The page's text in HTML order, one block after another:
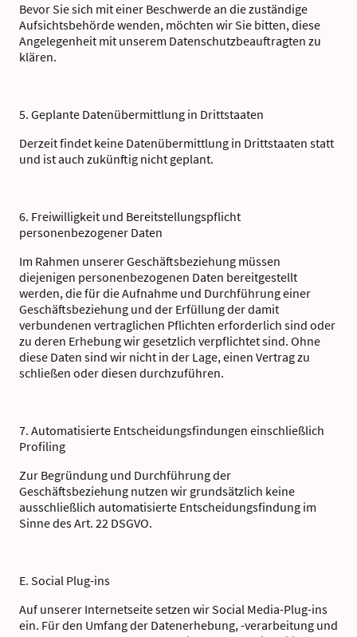
Bevor Sie sich mit einer Beschwerde an die zuständige
Aufsichtsbehörde wenden, möchten wir Sie bitten, diese
Angelegenheit mit unserem Datenschutzbeauftragten zu
klären.
5. Geplante Datenübermittlung in Drittstaaten
Derzeit findet keine Datenübermittlung in Drittstaaten statt
und ist auch zukünftig nicht geplant.
6. Freiwilligkeit und Bereitstellungspflicht
personenbezogener Daten
Im Rahmen unserer Geschäftsbeziehung müssen
diejenigen personenbezogenen Daten bereitgestellt
werden, die für die Aufnahme und Durchführung einer
Geschäftsbeziehung und der Erfüllung der damit
verbundenen vertraglichen Pflichten erforderlich sind oder
zu deren Erhebung wir gesetzlich verpflichtet sind. Ohne
diese Daten sind wir nicht in der Lage, einen Vertrag zu
schließen oder diesen durchzuführen.
7. Automatisierte Entscheidungsfindungen einschließlich
Profiling
Zur Begründung und Durchführung der
Geschäftsbeziehung nutzen wir grundsätzlich keine
ausschließlich automatisierte Entscheidungsfindung im
Sinne des Art. 22 DSGVO.
E. Social Plug-ins
Auf unserer Internetseite setzen wir Social Media-Plug-ins
ein. Für den Umfang der Datenerhebung, -verarbeitung und